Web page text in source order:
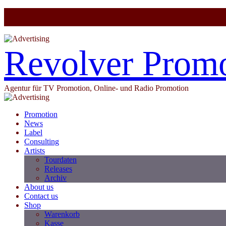
Revolver
Agentur für TV Promotion, Online- und Radio Promotion
Promotion
News
Label
Consulting
Artists
Tourdaten
Releases
Archiv
About us
Contact us
Shop
Warenkorb
Kasse